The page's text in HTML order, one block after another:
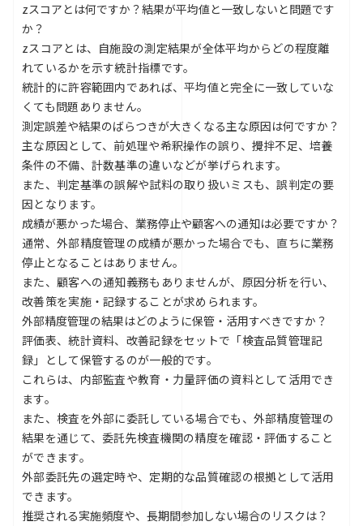
zスコアとは何ですか？結果が平均値と一致しないと問題です
か？
zスコアとは、自施設の測定結果が全体平均からどの程度離
れているかを示す統計指標です。
統計的に許容範囲内であれば、平均値と完全に一致していな
くても問題ありません。
測定誤差や結果のばらつきが大きくなる主な原因は何ですか？
主な原因として、前処理や希釈操作の誤り、攪拌不足、培養
条件の不備、計数基準の違いなどが挙げられます。
また、判定基準の誤解や試料の取り扱いミスも、誤判定の要
因となります。
成績が悪かった場合、業務停止や顧客への通知は必要ですか？
通常、外部精度管理の成績が悪かった場合でも、直ちに業務
停止となることはありません。
また、顧客への通知義務もありませんが、原因分析を行い、
改善策を実施・記録することが求められます。
外部精度管理の結果はどのように保管・活用すべきですか？
評価表、統計資料、改善記録をセットで「検査品質管理記
録」として保管するのが一般的です。
これらは、内部監査や教育・力量評価の資料として活用でき
ます。
また、検査を外部に委託している場合でも、外部精度管理の
結果を通じて、委託先検査機関の精度を確認・評価すること
ができます。
外部委託先の選定時や、定期的な品質確認の根拠として活用
できます。
推奨される実施頻度や、長期間参加しない場合のリスクは？